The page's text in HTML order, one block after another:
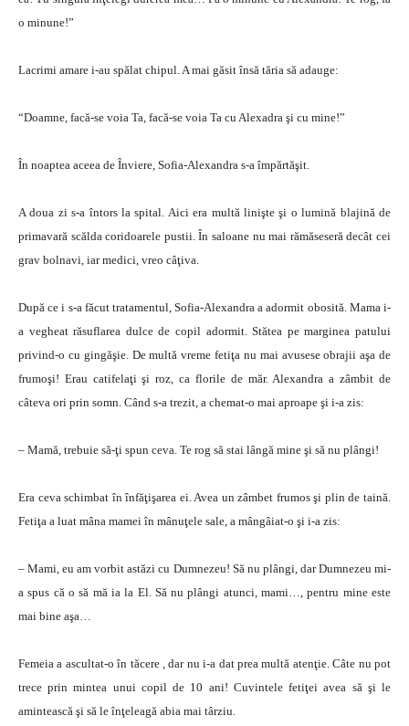
o minune!”
Lacrimi amare i-au spălat chipul. A mai găsit însă tăria să adauge:
“Doamne, facă-se voia Ta, facă-se voia Ta cu Alexadra şi cu mine!”
În noaptea aceea de Înviere, Sofia-Alexandra s-a împărtăşit.
A doua zi s-a întors la spital. Aici era multă linişte şi o lumină blajină de
primavară scălda coridoarele pustii. În saloane nu mai rămăseseră decât cei
grav bolnavi, iar medici, vreo câţiva.
După ce i s-a făcut tratamentul, Sofia-Alexandra a adormit obosită. Mama i-
a vegheat răsuflarea dulce de copil adormit. Stătea pe marginea patului
privind-o cu gingăşie. De multă vreme fetiţa nu mai avusese obrajii aşa de
frumoşi! Erau catifelaţi şi roz, ca florile de măr. Alexandra a zâmbit de
câteva ori prin somn. Când s-a trezit, a chemat-o mai aproape şi i-a zis:
– Mamă, trebuie să-ţi spun ceva. Te rog să stai lângă mine şi să nu plângi!
Era ceva schimbat în înfăţişarea ei. Avea un zâmbet frumos şi plin de taină.
Fetiţa a luat mâna mamei în mânuţele sale, a mângâiat-o şi i-a zis:
– Mami, eu am vorbit astăzi cu Dumnezeu! Să nu plângi, dar Dumnezeu mi-
a spus că o să mă ia la El. Să nu plângi atunci, mami…, pentru mine este
mai bine aşa…
Femeia a ascultat-o în tăcere , dar nu i-a dat prea multă atenţie. Câte nu pot
trece prin mintea unui copil de 10 ani! Cuvintele fetiţei avea să şi le
amintească şi să le înţeleagă abia mai târziu.